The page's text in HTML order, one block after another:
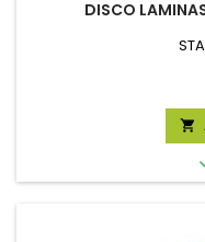
DISCO
